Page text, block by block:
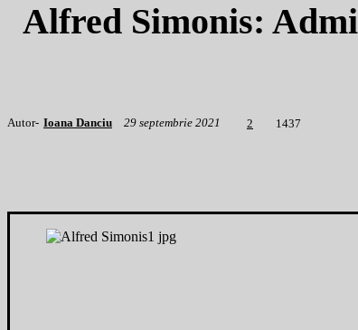
Alfred Simonis:
Autor- Ioana Danciu 29 septembrie 2021 2 1 437